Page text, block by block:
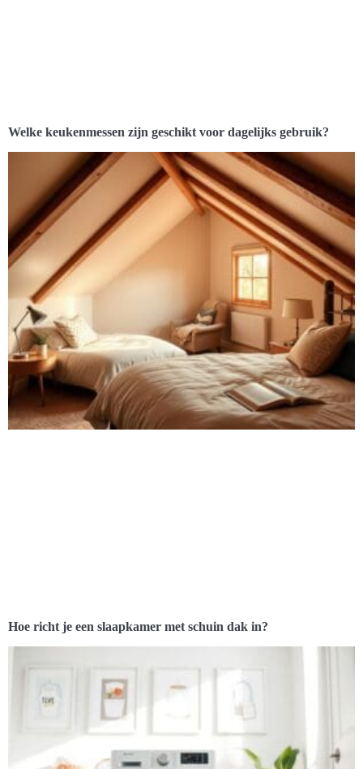
Welke keukenmessen zijn geschikt voor dagelijks gebruik?
Hoe richt je een slaapkamer met schuin dak in?